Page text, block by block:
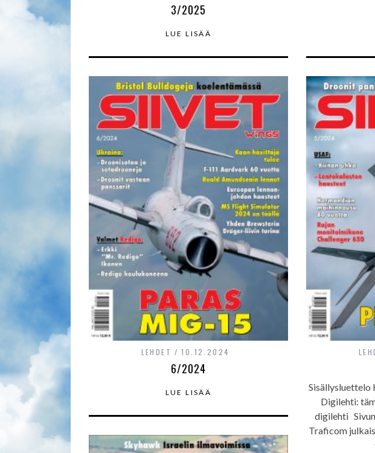
3/2025
LUE LISÄÄ
LEHDET 10.12.2024
6/2024
LUE LISÄÄ
Sisällysluettelo
Digilehti:
digilehti
Traficom